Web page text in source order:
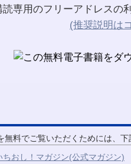
読専用のフリーアドレスの
(推奨説明は
無料でご覧いただくためには、下
ちおし！マガジン(公式マガジン)